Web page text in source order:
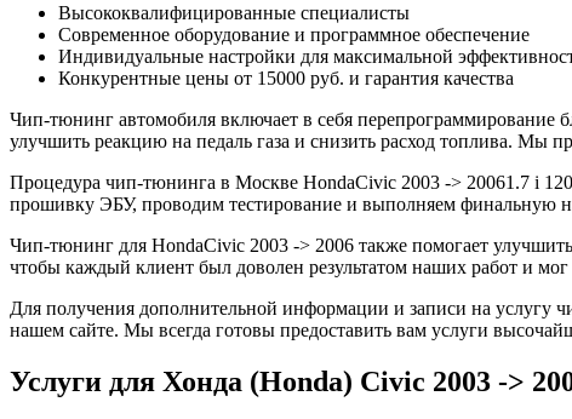
Высококвалифицированные специалисты
Современное оборудование и программное обеспечение
Индивидуальные настройки для максимальной
Конкурентные цены от 15000 руб. и гарантия качества
Чип-тюнинг автомобиля включает в себя перепрограммирование
улучшить реакцию на педаль газа и снизить расход топлива.
Процедура чип-тюнинга в Москве HondaCivic 2003 -> 20061.7 i
прошивку ЭБУ, проводим тестирование и выполняем финальную
Чип-тюнинг для HondaCivic 2003 -> 2006 также помогает
чтобы каждый клиент был доволен результатом наших работ и
Для получения дополнительной информации и записи на услугу
нашем сайте. Мы всегда готовы предоставить вам услуги
Услуги для Хонда (Honda) Civic 2003 ->